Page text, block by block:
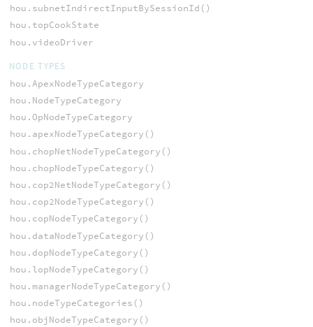
hou.subnetIndirectInputBySessionId()
hou.topCookState
hou.videoDriver
NODE TYPES
hou.ApexNodeTypeCategory
hou.NodeTypeCategory
hou.OpNodeTypeCategory
hou.apexNodeTypeCategory()
hou.chopNetNodeTypeCategory()
hou.chopNodeTypeCategory()
hou.cop2NetNodeTypeCategory()
hou.cop2NodeTypeCategory()
hou.copNodeTypeCategory()
hou.dataNodeTypeCategory()
hou.dopNodeTypeCategory()
hou.lopNodeTypeCategory()
hou.managerNodeTypeCategory()
hou.nodeTypeCategories()
hou.objNodeTypeCategory()